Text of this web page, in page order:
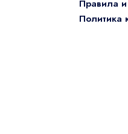
Правила и
Политика